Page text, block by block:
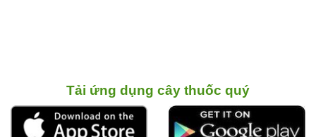
Tải ứng dụng cây thuốc quý